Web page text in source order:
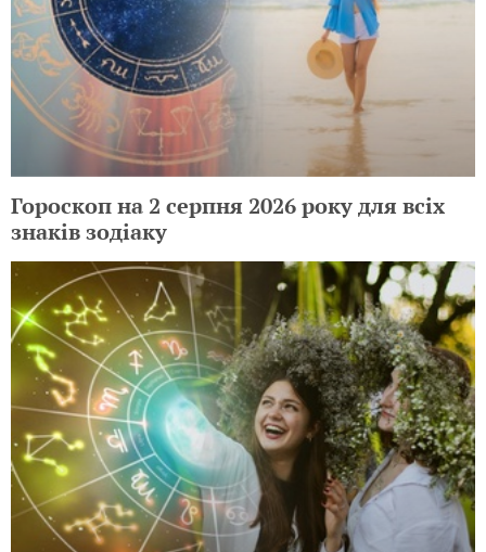
Гороскоп на 2 серпня 2026 року для всіх
знаків зодіаку